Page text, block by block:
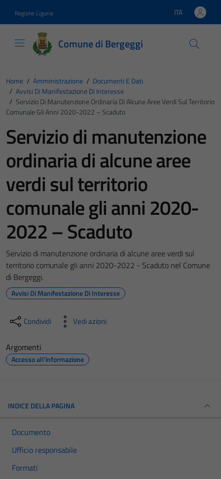
Regione Liguria Lingua attiva:
ITA
Comune di Bergeggi
Home / Amministrazione / Documenti E Dati
/ Avvisi Di Manifestazione Di Interesse
/ Servizio Di Manutenzione Ordinaria Di Alcune Aree Verdi Sul Territorio
Comunale Gli Anni 2020-2022 – Scaduto
Servizio di manutenzione
ordinaria di alcune aree
verdi sul territorio
comunale gli anni 2020-
2022 – Scaduto
Servizio di manutenzione ordinaria di alcune aree verdi sul
territorio comunale gli anni 2020-2022 - Scaduto nel Comune
di Bergeggi.
Avvisi Di Manifestazione Di Interesse
Condividi Vedi azioni
Argomenti
Accesso all'informazione
INDICE DELLA PAGINA
Documento
Ufficio responsabile
Formati